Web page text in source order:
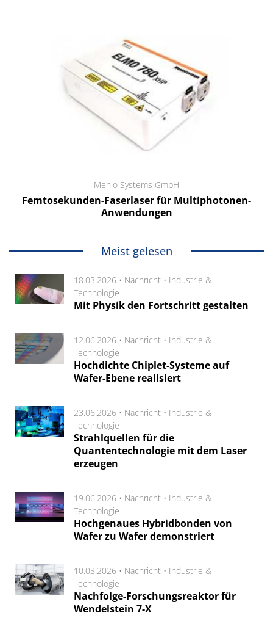
Menlo Systems GmbH
Femtosekunden-Faserlaser für Multiphotonen-
Anwendungen
Meist gelesen
18.03.2026 • Nachricht • Industrie &
Technologie
Mit Physik den Fortschritt gestalten
12.06.2026 • Nachricht • Industrie &
Technologie
Hochdichte Chiplet-Systeme auf
Wafer-Ebene realisiert
23.06.2026 • Nachricht • Industrie &
Technologie
Strahlquellen für die
Quantentechnologie mit dem Laser
erzeugen
19.06.2026 • Nachricht • Industrie &
Technologie
Hochgenaues Hybridbonden von
Wafer zu Wafer demonstriert
10.03.2026 • Nachricht • Industrie &
Technologie
Nachfolge-Forschungsreaktor für
Wendelstein 7-X